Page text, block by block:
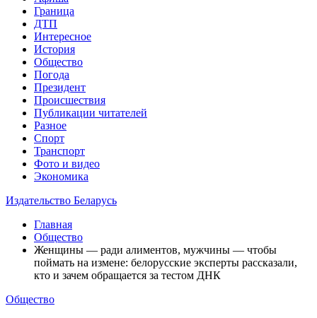
Граница
ДТП
Интересное
История
Общество
Погода
Президент
Происшествия
Публикации читателей
Разное
Спорт
Транспорт
Фото и видео
Экономика
Издательство Беларусь
Главная
Общество
Женщины — ради алиментов, мужчины — чтобы
поймать на измене: белорусские эксперты рассказали,
кто и зачем обращается за тестом ДНК
Общество